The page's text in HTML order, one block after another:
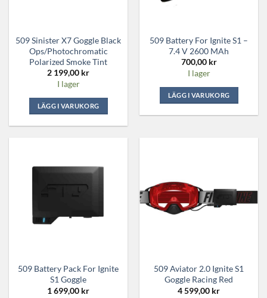
509 Sinister X7 Goggle Black
Ops/Photochromatic
Polarized Smoke Tint
2 199,00 kr
I lager
LÄGG I VARUKORG
509 Battery For Ignite S1 –
7.4 V 2600 MAh
700,00 kr
I lager
LÄGG I VARUKORG
509 Battery Pack For Ignite
S1 Goggle
1 699,00 kr
509 Aviator 2.0 Ignite S1
Goggle Racing Red
4 599,00 kr